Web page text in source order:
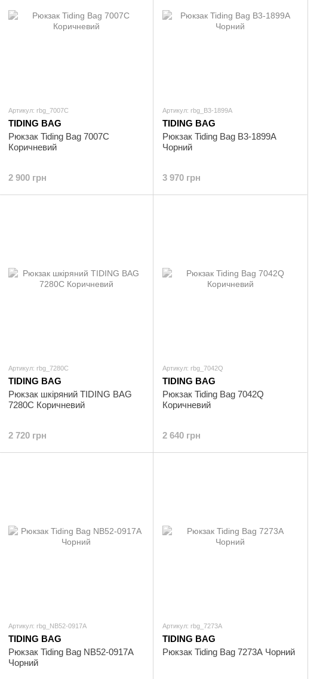
Артикул: rbg_7007C
TIDING BAG
Рюкзак Tiding Bag 7007C
Коричневий
2 900 грн
Артикул: rbg_B3-1899A
TIDING BAG
Рюкзак Tiding Bag B3-1899A
Чорний
3 970 грн
Артикул: rbg_7280C
TIDING BAG
Рюкзак шкіряний TIDING BAG
7280C Коричневий
2 720 грн
Артикул: rbg_7042Q
TIDING BAG
Рюкзак Tiding Bag 7042Q
Коричневий
2 640 грн
Артикул: rbg_NB52-0917A
TIDING BAG
Рюкзак Tiding Bag NB52-0917A
Чорний
Артикул: rbg_7273A
TIDING BAG
Рюкзак Tiding Bag 7273A Чорний